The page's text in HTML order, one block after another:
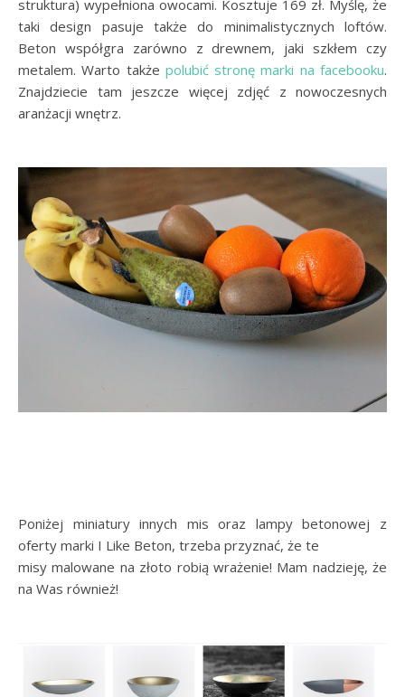
struktura) wypełniona owocami. Kosztuje 169 zł. Myślę, że
taki design pasuje także do minimalistycznych loftów.
Beton współgra zarówno z drewnem, jaki szkłem czy
metalem. Warto także polubić stronę marki na facebooku.
Znajdziecie tam jeszcze więcej zdjęć z nowoczesnych
aranżacji wnętrz.
Poniżej miniatury innych mis oraz lampy betonowej z
oferty marki I Like Beton, trzeba przyznać, że te
misy malowane na złoto robią wrażenie! Mam nadzieję, że
na Was również!